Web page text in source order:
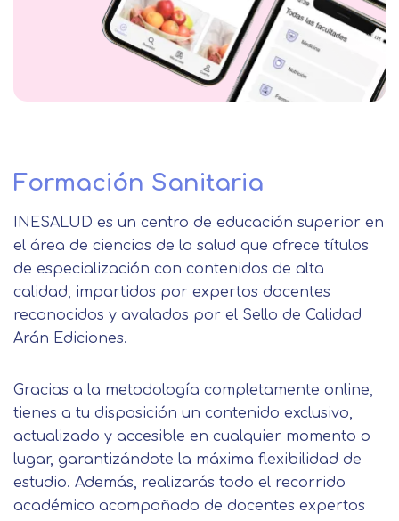
Formación Sanitaria
INESALUD es un centro de educación superior en
el área de ciencias de la salud que ofrece títulos
de especialización con contenidos de alta
calidad, impartidos por expertos docentes
reconocidos y avalados por el Sello de Calidad
Arán Ediciones.
Gracias a la metodología completamente online,
tienes a tu disposición un contenido exclusivo,
actualizado y accesible en cualquier momento o
lugar, garantizándote la máxima flexibilidad de
estudio. Además, realizarás todo el recorrido
académico acompañado de docentes expertos